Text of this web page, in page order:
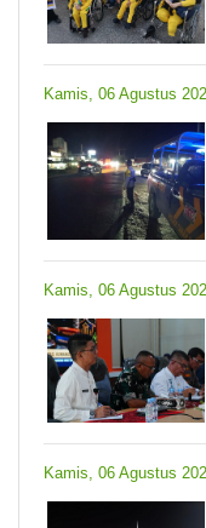
Kamis, 06 Agustus
Kamis, 06 Agustus
Kamis, 06 Agustus